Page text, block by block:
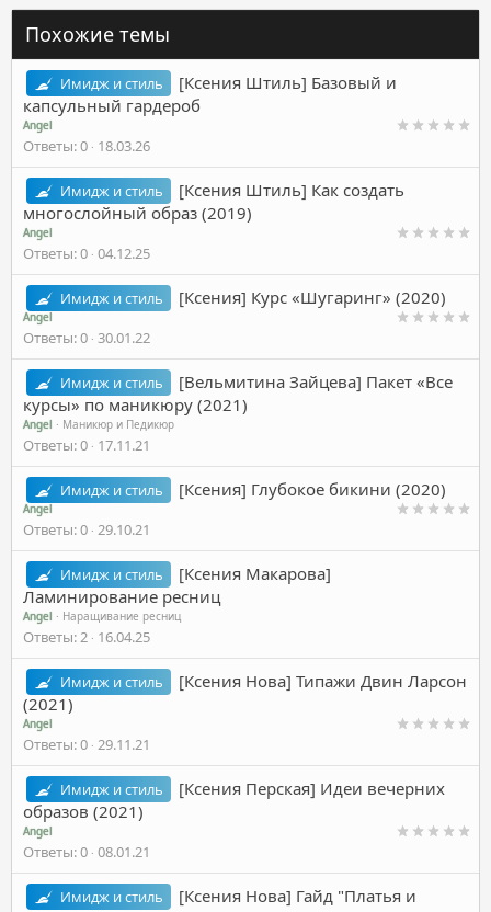
Похожие темы
Имидж и стиль
[Ксения Штиль] Базовый и
капсульный гардероб
Angel
Ответы 0 18.03.26
Имидж и стиль
[Ксения Штиль] Как создать
многослойный образ (2019)
Angel
Ответы 0 04.12.25
Имидж и стиль [Ксения] Курс «Шугаринг» (2020)
Angel
Ответы 0 30.01.22
Имидж и стиль
[Вельмитина Зайцева] Пакет «Все
курсы» по маникюру (2021)
Angel Маникюр и Педикюр
Ответы 0 17.11.21
Имидж и стиль [Ксения] Глубокое бикини (2020)
Angel
Ответы 0 29.10.21
Имидж и стиль
[Ксения Макарова]
Ламинирование ресниц
Angel Наращивание ресниц
Ответы 2 16.04.25
Имидж и стиль
[Ксения Нова] Типажи Двин Ларсон
(2021)
Angel
Ответы 0 29.11.21
Имидж и стиль
[Ксения Перская] Идеи вечерних
образов (2021)
Angel
Ответы 0 08.01.21
Имидж и стиль
[Ксения Нова] Гайд "Платья и